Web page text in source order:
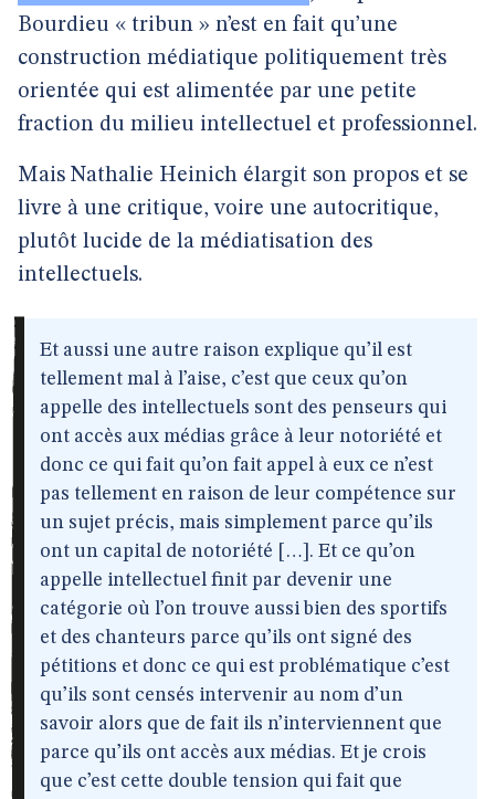
Bourdieu « tribun » n’est en fait qu’une
construction médiatique politiquement très
orientée qui est alimentée par une petite
fraction du milieu intellectuel et professionnel.
Mais Nathalie Heinich élargit son propos et se
livre à une critique, voire une autocritique,
plutôt lucide de la médiatisation des
intellectuels.
Et aussi une autre raison explique qu’il est
tellement mal à l’aise, c’est que ceux qu’on
appelle des intellectuels sont des penseurs qui
ont accès aux médias grâce à leur notoriété et
donc ce qui fait qu’on fait appel à eux ce n’est
pas tellement en raison de leur compétence sur
un sujet précis, mais simplement parce qu’ils
ont un capital de notoriété […]. Et ce qu’on
appelle intellectuel finit par devenir une
catégorie où l’on trouve aussi bien des sportifs
et des chanteurs parce qu’ils ont signé des
pétitions et donc ce qui est problématique c’est
qu’ils sont censés intervenir au nom d’un
savoir alors que de fait ils n’interviennent que
parce qu’ils ont accès aux médias. Et je crois
que c’est cette double tension qui fait que